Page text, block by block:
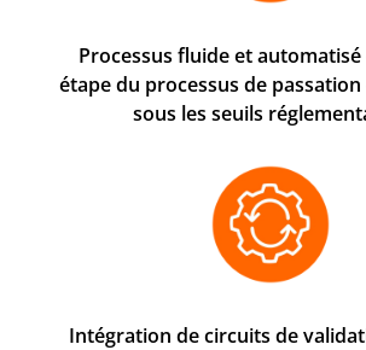
Processus fluide et
étape du processus de passation
sous les seuils
Intégration de circuits de